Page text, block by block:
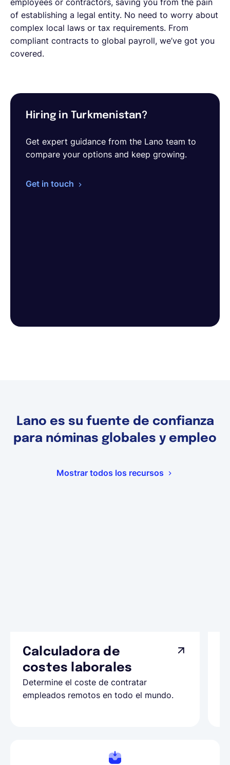
employees or contractors, saving you from the pain
of establishing a legal entity. No need to worry about
complex local laws or tax requirements. From
compliant contracts to global payroll, we’ve got you
covered.
Hiring in Turkmenistan?
Get expert guidance from the Lano team to
compare your options and keep growing.
Get in touch
Lano es su fuente de confianza
para nóminas globales y empleo
Mostrar todos los recursos
Calculadora de
costes laborales
Determine el coste de contratar
empleados remotos en todo el mundo.